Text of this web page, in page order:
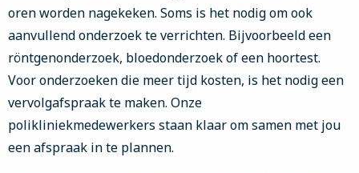
oren worden nagekeken. Soms is het nodig om ook
aanvullend onderzoek te verrichten. Bijvoorbeeld een
röntgenonderzoek, bloedonderzoek of een hoortest.
Voor onderzoeken die meer tijd kosten, is het nodig een
vervolgafspraak te maken. Onze
polikliniekmedewerkers staan klaar om samen met jou
een afspraak in te plannen.